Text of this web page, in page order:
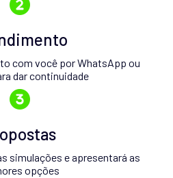
com você por WhatsApp ou
dar continuidade
simulações e apresentará as
opções